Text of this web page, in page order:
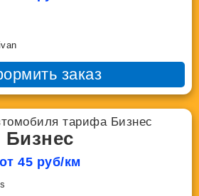
заказ
Бизнес
от 45 руб/км